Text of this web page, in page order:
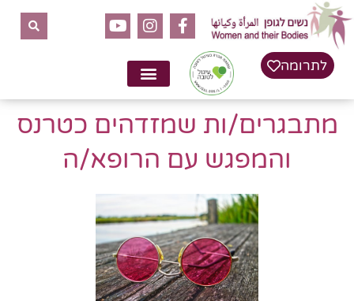
לתוכן
לתרומה
מתבגרים/ות שמזדהים כטרנס
והמפגש עם הרופא/ה